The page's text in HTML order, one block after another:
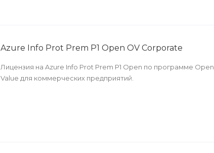
Azure Info Prot Prem P1 Open OV Corporate
Лицензия на Azure Info Prot Prem P1 Open по программе Open
Value для коммерческих предприятий.